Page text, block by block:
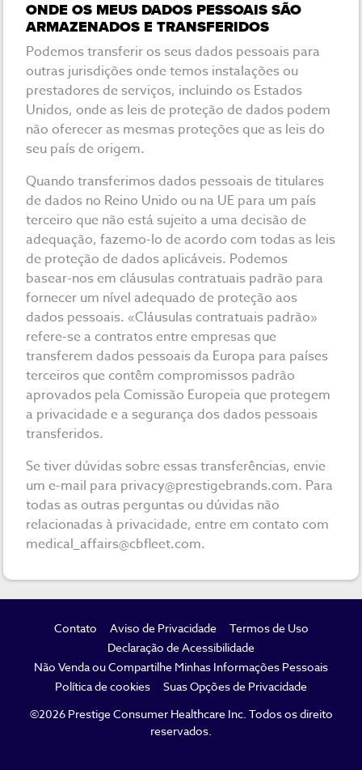
ONDE OS MEUS DADOS PESSOAIS SÃO
ARMAZENADOS E TRANSFERIDOS
Podemos transferir os seus dados pessoais para
outras jurisdições onde temos instalações ou
prestadores de serviços, incluindo os Estados
Unidos, onde as leis de proteção de dados podem
não oferecer as mesmas proteções que as leis do
seu país de origem.
Quando transferimos dados pessoais de titulares
de dados no Reino Unido ou na UE para um país
terceiro que não está sujeito a uma decisão de
adequação, fazemo-lo de acordo com todas as leis
de proteção de dados aplicáveis. Podemos
basear-nos em cláusulas contratuais padrão para
fornecer um nível adequado de proteção aos
dados pessoais. «Cláusulas contratuais padrão»
refere-se a contratos entre empresas que
transferem dados pessoais da Europa para países
terceiros que contêm compromissos padrão
aprovados pela Comissão Europeia que protegem
a privacidade e a segurança dos dados pessoais
transferidos.
Se tiver dúvidas sobre essas transferências, envie
um e-mail para privacy@prestigebrands.com. Para
todas as outras perguntas ou dúvidas não
relacionadas à privacidade, entre em contato com
medical_affairs@cbfleet.com.
FOOTERContato Aviso de Privacidade
Termos de Uso
Declaração de Acessibilidade
Não Venda ou Compartilhe Minhas Informações Pessoais
Política de cookies
Suas Opções de Privacidade
©2026 Prestige Consumer Healthcare Inc. Todos os direito
reservados.